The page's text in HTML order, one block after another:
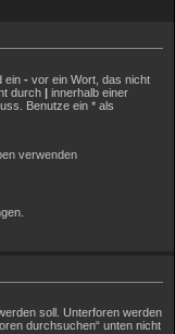
ein - vor ein Wort, das nicht
durch | innerhalb einer
Benutze ein * als
verwenden
soll. Unterforen werden
durchsuchen“ unten nicht